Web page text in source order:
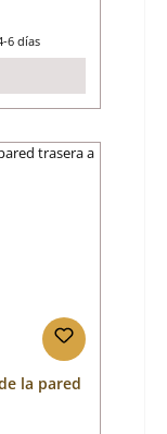
6 días
la pared